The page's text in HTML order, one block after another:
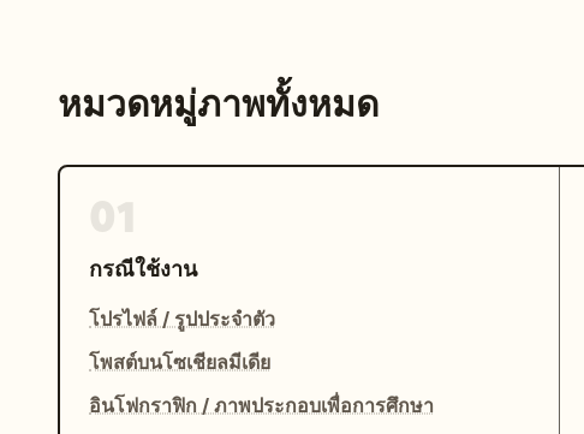
หมวดหมู่ภาพทั้งหมด
กรณีใช้งาน
โปรไฟล์ / รูปประจำตัว
โพสต์บนโซเชียลมีเดีย
อินโฟกราฟิก / ภาพประกอบเพื่อการศึกษา